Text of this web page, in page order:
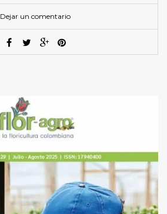
Dejar un comentario